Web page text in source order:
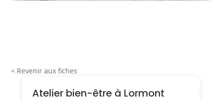
< Revenir aux fiches
Atelier bien-être à Lormont